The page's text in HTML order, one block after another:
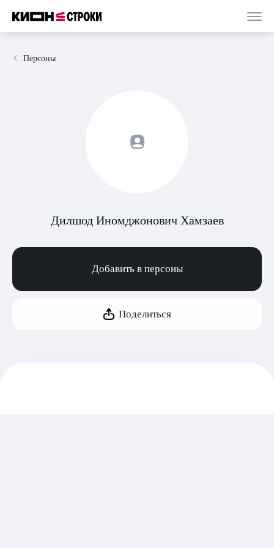
Персоны
Дилшод Иномджонович Хамзаев
Добавить в персоны
Поделиться